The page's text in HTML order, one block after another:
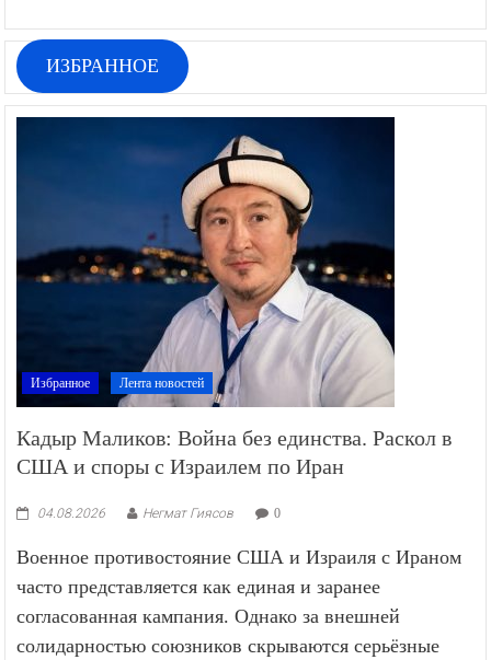
ИЗБРАННОЕ
Избранное Лента новостей
Кадыр Маликов: Война без единства. Раскол в
США и споры с Израилем по Иран
04.08.2026 Негмат Гиясов 0
Военное противостояние США и Израиля с Ираном
часто представляется как единая и заранее
согласованная кампания. Однако за внешней
солидарностью союзников скрываются серьёзные